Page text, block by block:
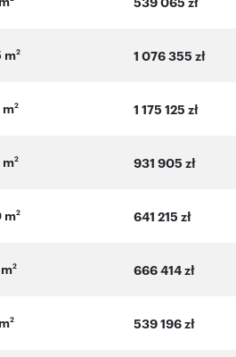
m2 1 076 355 zł
m2 1 175 125 zł
m2 931 905 zł
m2 641 215 zł
2 666 414 zł
2 539 196 zł